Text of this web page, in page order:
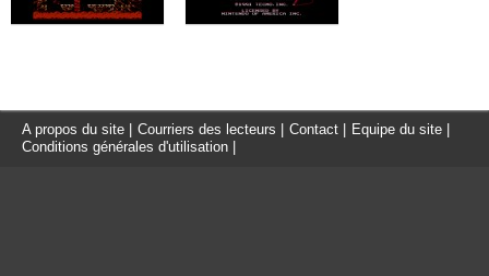
A propos du site Courriers des lecteurs Contact Equipe du site
Conditions générales d'utilisation